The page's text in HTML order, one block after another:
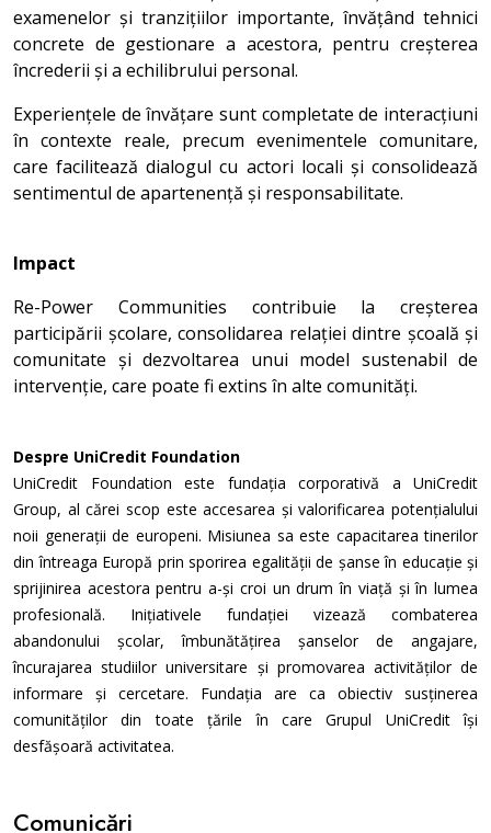
examenelor și tranzițiilor importante, învățând tehnici
concrete de gestionare a acestora, pentru creșterea
încrederii și a echilibrului personal.
Experiențele de învățare sunt completate de interacțiuni
în contexte reale, precum evenimentele comunitare,
care facilitează dialogul cu actori locali și consolidează
sentimentul de apartenență și responsabilitate.
Impact
Re-Power Communities contribuie la creșterea
participării școlare, consolidarea relației dintre școală și
comunitate și dezvoltarea unui model sustenabil de
intervenție, care poate fi extins în alte comunități.
Despre UniCredit Foundation
UniCredit Foundation este fundația corporativă a UniCredit
Group, al cărei scop este accesarea și valorificarea potențialului
noii generații de europeni. Misiunea sa este capacitarea tinerilor
din întreaga Europă prin sporirea egalității de șanse în educație și
sprijinirea acestora pentru a-și croi un drum în viață și în lumea
profesională. Inițiativele fundației vizează combaterea
abandonului școlar, îmbunătățirea șanselor de angajare,
încurajarea studiilor universitare și promovarea activităților de
informare și cercetare. Fundația are ca obiectiv susținerea
comunităților din toate țările în care Grupul UniCredit își
desfășoară activitatea.
Comunicări